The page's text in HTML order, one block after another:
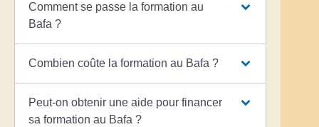
Comment se passe la formation au
Bafa ?
Combien coûte la formation au Bafa ?
Peut-on obtenir une aide pour financer
sa formation au Bafa ?